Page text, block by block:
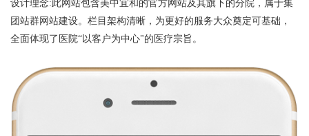
设计理念:此网站包含美中宜和的官方网站及其旗下的分院，属于集
团站群网站建设。栏目架构清晰，为更好的服务大众奠定可基础，
全面体现了医院“以客户为中心"的医疗宗旨。